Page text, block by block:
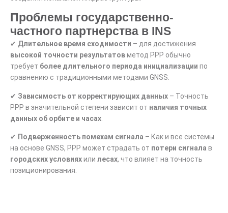
Проблемы государственно-
частного партнерства в INS
✔ Длительное время сходимости – для достижения
высокой точности результатовметод PPP обычно
требует более длительного периода инициализации по
сравнению с традиционными методами GNSS.
✔ Зависимость от корректирующих данных – Точность
PPP в значительной степени зависит от наличия точных
данных об орбите и часах
✔ Подверженность помехам сигнала – Как и все системы
на основе GNSS, PPP может страдать от потери сигнала в
городских условияхили лесах, что влияет на точность
позиционирования.